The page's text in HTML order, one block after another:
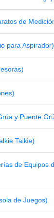
de
para Aspirador)
y Puente
Talkie)
de Equipos
de Juegos)